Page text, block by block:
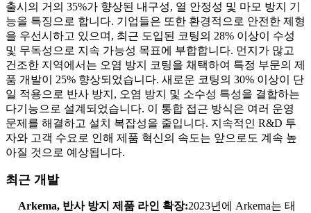
출시의 거의 35%가 향상된 내구성, 열 안정성 및 마모 방지 기
능을 특징으로 합니다. 기업들은 또한 환경적으로 안전한 제형
을 우선시하고 있으며, 최근 도입된 코팅의 28% 이상이 수성
및 무독성으로 지속 가능성 목표에 부합합니다. 먼지가 많고
건조한 지역에서는 오염 방지 코팅을 채택하여 특정 부문의 제
품 개발이 25% 향상되었습니다. 새로운 코팅의 30% 이상이 단
일 적용으로 반사 방지, 오염 방지 및 소수성 특성을 결합하는
다기능으로 설계되었습니다. 이 통합 접근 방식은 여러 운영
문제를 해결하고 설치 복잡성을 줄입니다. 지속적인 R&D 투
자와 고객 수요로 인해 제품 혁신의 속도는 앞으로도 계속 높
아질 것으로 예상됩니다.
최근 개발
Arkema, 반사 방지 제품 라인 확장:2023년에 Arkema는 태